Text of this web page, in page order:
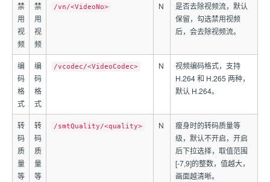
禁
用
视
频
禁
用
视
频
/vn/<VideoNo> N
是否去除视频流，默认
保留，勾选禁用视频
后，会去除视频流。
编
码
格
式
编
码
格
式
/vcodec/<VideoCodec> N
视频编码格式，支持
H.264 和 H.265 两种，
默认 H.264。
转
码
质
量
等
转
码
质
量
等
/smtQuality/<quality> N
瘦身时的转码质量等
级，默认不开启，开启
后下拉选择，取值范围
[-7,9]的整数，值越大，
画面越清晰。